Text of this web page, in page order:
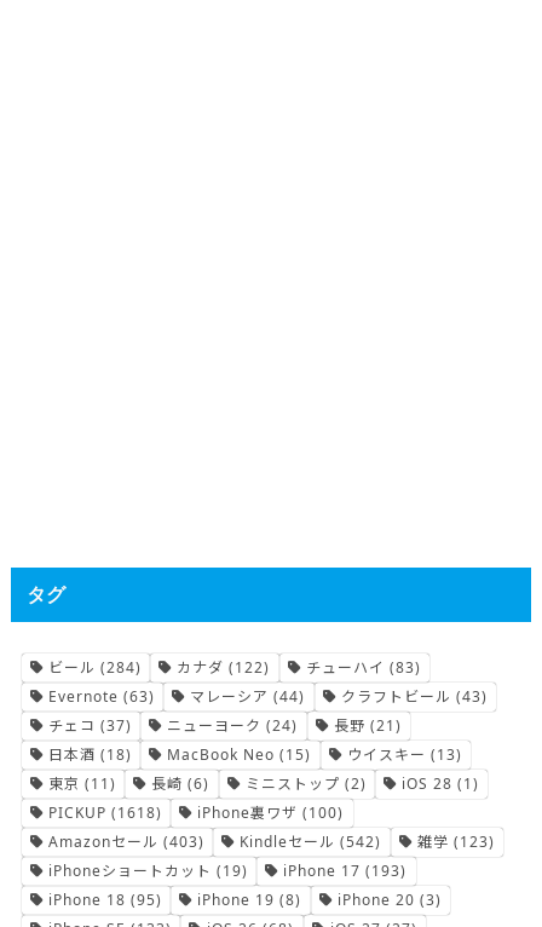
タグ
ビール (284) カナダ (122) チューハイ (83)
Evernote (63) マレーシア (44) クラフトビール (43)
チェコ (37) ニューヨーク (24) 長野 (21)
日本酒 (18) MacBook Neo (15) ウイスキー (13)
東京 (11) 長崎 (6) ミニストップ (2) iOS 28 (1)
PICKUP (1618) iPhone裏ワザ (100)
Amazonセール (403) Kindleセール (542) 雑学 (123)
iPhoneショートカット (19) iPhone 17 (193)
iPhone 18 (95) iPhone 19 (8) iPhone 20 (3)